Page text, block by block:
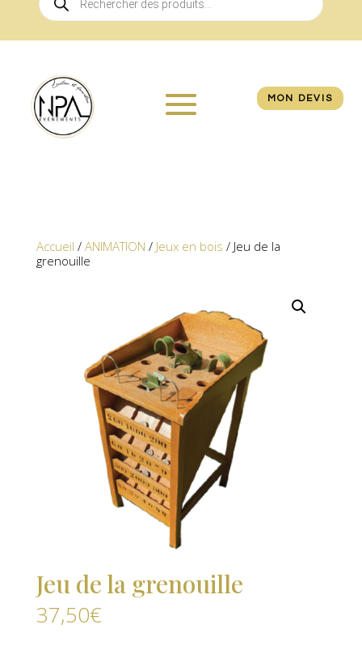
de
produits
MON DEVIS
Accueil / ANIMATION / Jeux en bois / Jeu de la
grenouille
Jeu de la grenouille
37,50€